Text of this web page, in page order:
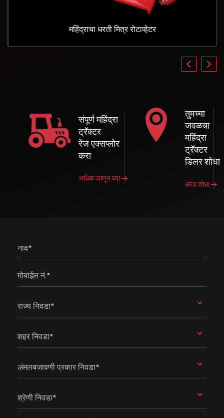
महिंद्राचा धरती मित्र रोटाव्हेटर
संपूर्ण महिंद्रा
ट्रॅक्टर
रेंज एक्सप्लोर
करा
अधिक जाणून घ्या
तुमच्या
जवळचा
महिंद्रा
ट्रॅक्टर
डिलर शोधा
आता शोधा
नाव*
मोबाईल नं.*
राज्य निवडा*
शहर निवडा*
अंमलबजावणी प्रकार निवडा*
श्रेणी निवडा*